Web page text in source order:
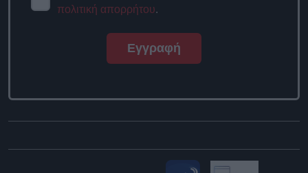
πολιτική απορρήτου.
Εγγραφή